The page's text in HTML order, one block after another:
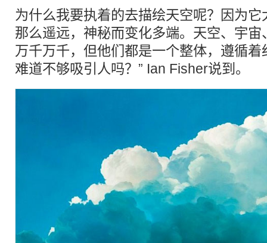
为什么我要执着的去描绘天空呢？因为
那么遥远，神秘而变化多端。天空、宇
万千万千，但他们都是一个整体，遵循
难道不够吸引人吗？” Ian Fisher说到。